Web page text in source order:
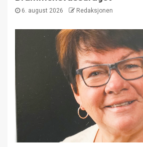
6. august 2026 Redaksjonen